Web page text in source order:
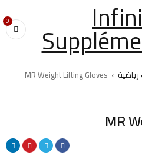
0
›
MR Weight Lifting Gloves
MR